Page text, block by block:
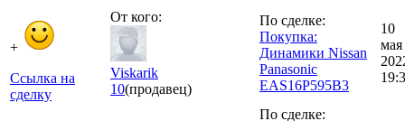
+
Ссылка на
сделку
От кого:
Viskarik
10(продавец)
По сделке:
Покупка:
Динамики Nissan
Panasonic
EAS16P595B3
10
мая
По сделке: